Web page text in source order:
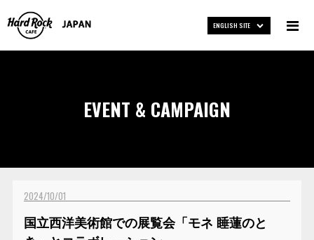
ENGLISH SITE
EVENT & CAMPAIGN
2024/10/01
国立西洋美術館での展覧会「モネ 睡蓮のと